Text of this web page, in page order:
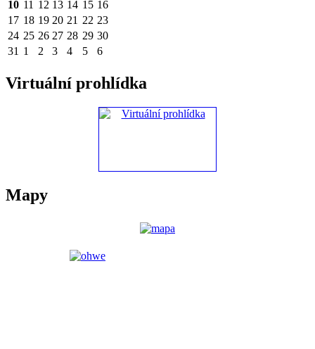
10 11 12 13 14 15 16
17 18 19 20 21 22 23
24 25 26 27 28 29 30
31 1 2 3 4 5 6
Virtuální prohlídka
Mapy